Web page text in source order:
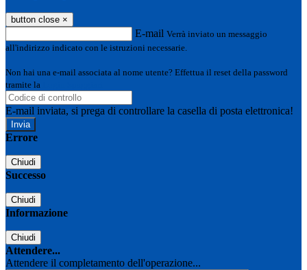
button close ×
E-mail Verrà inviato un messaggio
all'indirizzo indicato con le istruzioni necessarie.
Non hai una e-mail associata al nome utente? Effettua il reset della password
tramite la
E-mail inviata, si prega di controllare la casella di posta elettronica!
Errore
Chiudi
Successo
Chiudi
Informazione
Chiudi
Attendere...
Attendere il completamento dell'operazione...